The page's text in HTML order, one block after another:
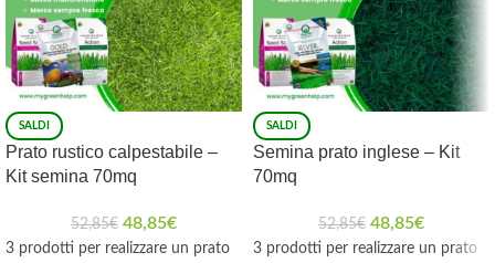
SALDI
Prato rustico calpestabile –
Kit semina 70mq
52,85€ 48,85€
3 prodotti per realizzare un prato
SALDI
Semina prato inglese – Kit
70mq
52,85€ 48,85€
3 prodotti per realizzare un prato